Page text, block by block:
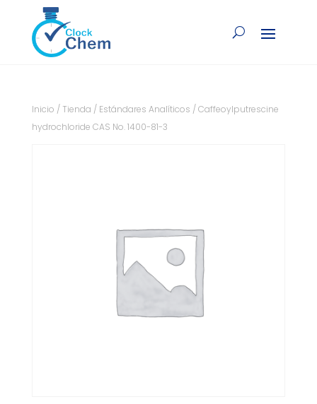
Inicio / Tienda / Estándares Analíticos / Caffeoylputrescine
hydrochloride CAS No. 1400-81-3